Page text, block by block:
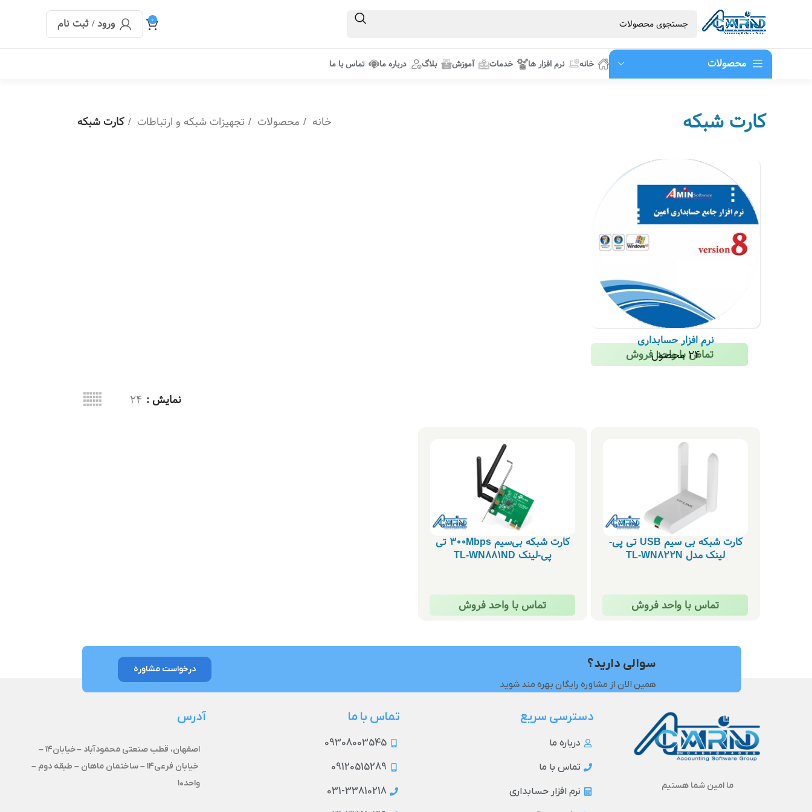
0 ورود / ثبت نام
محصولات خانه نرم افزار ها خدمات آموزش بلاگ درباره ما تماس با ما
کارت شبکه خانه محصولات تجهیزات شبکه و ارتباطات کارت شبکه
نرم افزار حسابداری
24 محصول
تماس با واحد فروش
نمایش 24
کارت شبکه بی سیم USB تی پی-
لینک مدل TL-WN822N
تماس با واحد فروش
کارت شبکه بی‌سیم 300Mbps تی
پی-لینک TL-WN881ND
تماس با واحد فروش
سوالی دارید؟
همین الان از مشاوره رایگان بهره مند شوید
درخواست مشاوره
ما امین شما هستیم
دسترسی سریع
درباره ما
تماس با ما
نرم افزار حسابداری
تماس با ما
09308003545
09120515289
031-33810218
آدرس
اصفهان، قطب صنعتی محمودآباد –
خیابان۱۴ –
خیابان فرعی۱۴ – ساختمان ماهان – طبقه دوم –
واحد۱۰